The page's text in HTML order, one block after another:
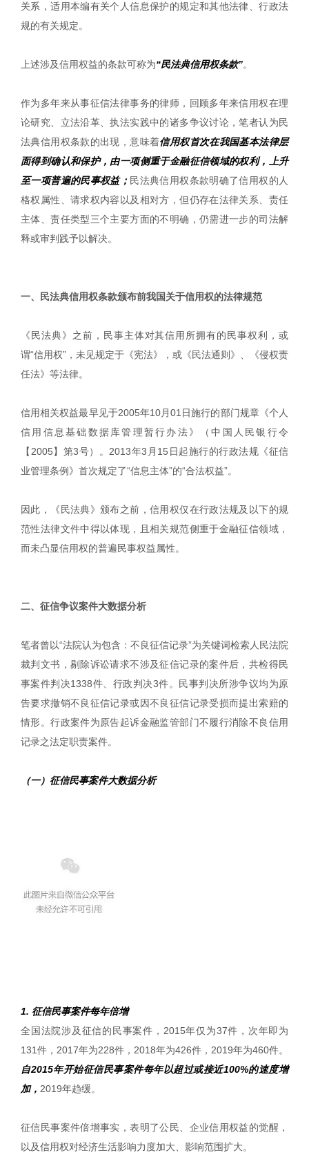
关系，适用本编有关个人信息保护的规定和其他法律、行政法
规的有关规定。
上述涉及信用权益的条款可称为“民法典信用权条款”。
作为多年来从事征信法律事务的律师，回顾多年来信用权在理
论研究、立法沿革、执法实践中的诸多争议讨论，笔者认为民
法典信用权条款的出现，意味着信用权首次在我国基本法律层
面得到确认和保护，由一项侧重于金融征信领域的权利，上升
至一项普遍的民事权益； 民法典信用权条款明确了信用权的人
格权属性、请求权内容以及相对方，但仍存在法律关系、责任
主体、责任类型三个主要方面的不明确，仍需进一步的司法解
释或审判践予以解决。
一、民法典信用权条款颁布前我国关于信用权的法律规范
《民法典》之前，民事主体对其信用所拥有的民事权利，或
谓“信用权”，未见规定于《宪法》，或《民法通则》、《侵权责
任法》等法律。
信用相关权益最早见于2005年10月01日施行的部门规章《个人
信用信息基础数据库管理暂行办法》（中国人民银行令
【2005】第3号）。2013年3月15日起施行的行政法规《征信
业管理条例》首次规定了“信息主体”的“合法权益”。
因此，《民法典》颁布之前，信用权仅在行政法规及以下的规
范性法律文件中得以体现，且相关规范侧重于金融征信领域，
而未凸显信用权的普遍民事权益属性。
二、征信争议案件大数据分析
笔者曾以“法院认为包含：不良征信记录”为关键词检索人民法院
裁判文书，剔除诉讼请求不涉及征信记录的案件后，共检得民
事案件判决1338件、行政判决3件。民事判决所涉争议均为原
告要求撤销不良征信记录或因不良征信记录受损而提出索赔的
情形。行政案件为原告起诉金融监管部门不履行消除不良信用
记录之法定职责案件。
（一）征信民事案件大数据分析
1. 征信民事案件每年倍增
全国法院涉及征信的民事案件，2015年仅为37件，次年即为
131件，2017年为228件，2018年为426件，2019年为460件。
自2015年开始征信民事案件每年以超过或接近100%的速度增
加， 2019年趋缓。
征信民事案件倍增事实，表明了公民、企业信用权益的觉醒，
以及信用权对经济生活影响力度加大、影响范围扩大。